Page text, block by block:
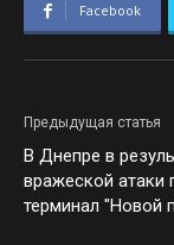
Facebook
Предыдущая статья
В Днепре в
вражеской атаки
терминал "Новой